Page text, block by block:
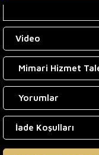
Video
Mimari Hizmet
Yorumlar
İade Koşulları